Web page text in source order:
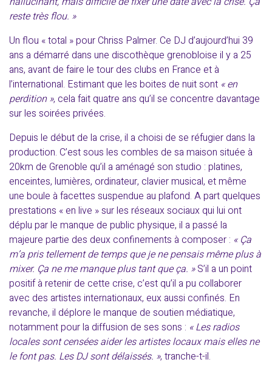
reste très flou. »
Un flou « total » pour Chriss Palmer. Ce DJ d’aujourd’hui 39
ans a démarré dans une discothèque grenobloise il y a 25
ans, avant de faire le tour des clubs en France et à
l’international. Estimant que les boites de nuit sont « en
perdition », cela fait quatre ans qu’il se concentre davantage
sur les soirées privées.
Depuis le début de la crise, il a choisi de se réfugier dans la
production. C’est sous les combles de sa maison située à
20km de Grenoble qu’il a aménagé son studio : platines,
enceintes, lumières, ordinateur, clavier musical, et même
une boule à facettes suspendue au plafond. A part quelques
prestations « en live » sur les réseaux sociaux qui lui ont
déplu par le manque de public physique, il a passé la
majeure partie des deux confinements à composer : « Ça
m’a pris tellement de temps que je ne pensais même plus à
mixer. Ça ne me manque plus tant que ça. »S’il a un point
positif à retenir de cette crise, c’est qu’il a pu collaborer
avec des artistes internationaux, eux aussi confinés. En
revanche, il déplore le manque de soutien médiatique,
notamment pour la diffusion de ses sons : « Les radios
locales sont censées aider les artistes locaux mais elles ne
le font pas. Les DJ sont délaissés. », tranche-t-il.